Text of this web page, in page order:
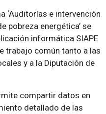
‘Auditorías e intervención
pobreza energética’ se
informática SIAPE
trabajo común tanto a las
y a la Diputación de
compartir datos en
detallado de las